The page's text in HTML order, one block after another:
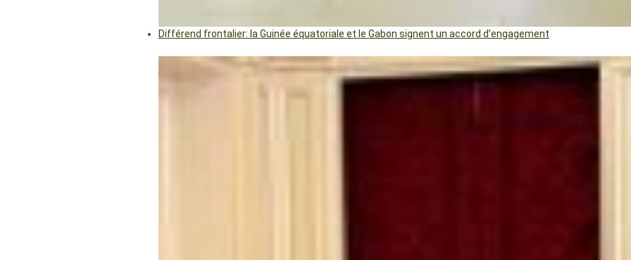
Différend frontalier: la Guinée équatoriale et le Gabon signent un accord d’engagement